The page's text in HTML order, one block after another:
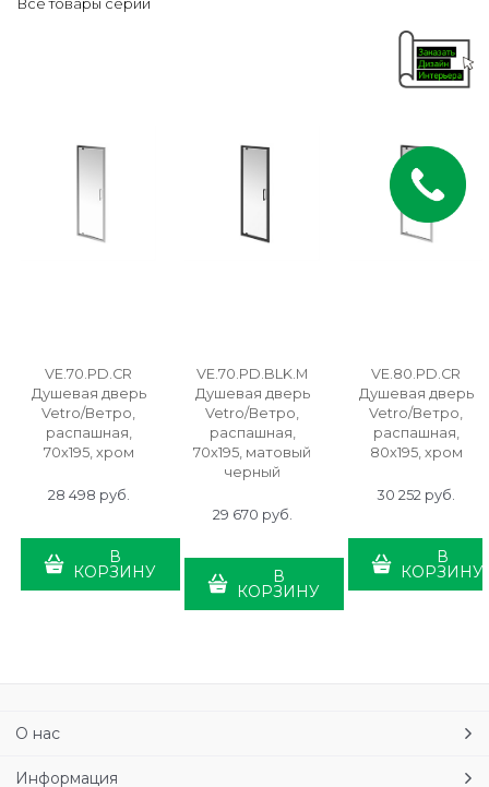
Все товары серии
VE.70.PD.CR
Душевая дверь
Vetro/Ветро,
распашная,
70х195, хром
28 498 руб.
В
КОРЗИНУ
VE.70.PD.BLK.M
Душевая дверь
Vetro/Ветро,
распашная,
70х195, матовый
черный
29 670 руб.
В
КОРЗИНУ
VE.80.PD.CR
Душевая дверь
Vetro/Ветро,
распашная,
80х195, хром
30 252 руб.
В
КОРЗИНУ
О нас
Информация